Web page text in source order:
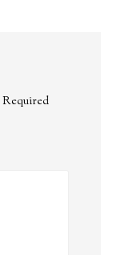
Required